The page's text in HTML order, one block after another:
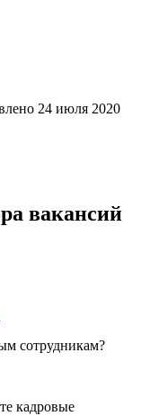
24 июля 2020
вакансий
сотрудникам?
кадровые